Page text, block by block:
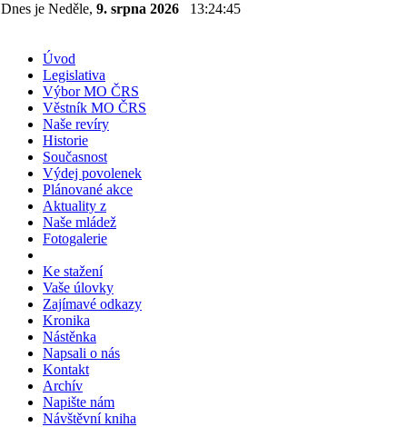
Dnes je Neděle, 9. srpna 2026 13:24:46
Úvod
Legislativa
Výbor MO ČRS
Věstník MO ČRS
Naše revíry
Historie
Současnost
Výdej povolenek
Plánované akce
Aktuality z
Naše mládež
Fotogalerie
Ke stažení
Vaše úlovky
Zajímavé odkazy
Kronika
Nástěnka
Napsali o nás
Kontakt
Archív
Napište nám
Návštěvní kniha